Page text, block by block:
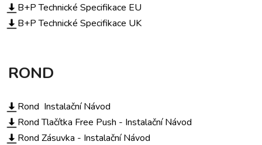
B+P Technické Specifikace EU
B+P Technické Specifikace UK
ROND
Rond Instalační Návod
Rond Tlačítka Free Push - Instalační Návod
Rond Zásuvka - Instalační Návod